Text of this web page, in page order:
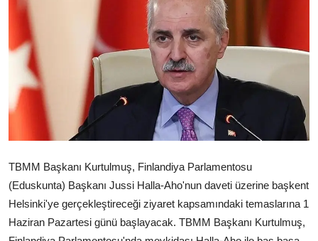
Dünya Haberleri
Çerkezköy
TBMM Başkanı Kurtulmuş, Finlandiya Parlamentosu
(Eduskunta) Başkanı Jussi Halla-Aho'nun daveti üzerine başkent
Helsinki'ye gerçekleştireceği ziyaret kapsamındaki temaslarına 1
Haziran Pazartesi günü başlayacak. TBMM Başkanı Kurtulmuş,